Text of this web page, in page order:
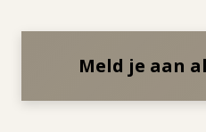
Meld je aan